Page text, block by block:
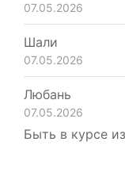
07.05.2026
Шали
07.05.2026
Любань
07.05.2026
Быть в курсе